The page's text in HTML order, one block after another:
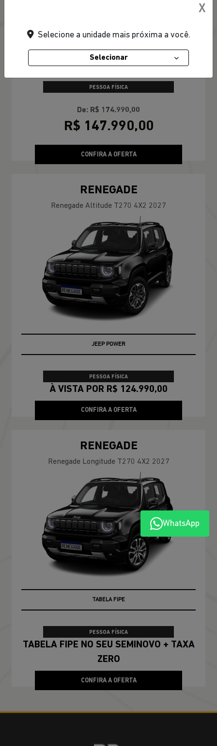
TAXA ZERO EM 24X
PESSOA FÍSICA
De: R$ 174.990,00
R$ 147.990,00
CONFIRA A OFERTA
RENEGADE
Renegade Altitude T270 4X2 2027
JEEP POWER
PESSOA FÍSICA
À VISTA POR R$ 124.990,00
CONFIRA A OFERTA
RENEGADE
Renegade Longitude T270 4X2 2027
TABELA FIPE
PESSOA FÍSICA
TABELA FIPE NO SEU SEMINOVO + TAXA
ZERO
CONFIRA A OFERTA
WhatsApp
X
Selecione a unidade mais próxima a você.
Selecionar